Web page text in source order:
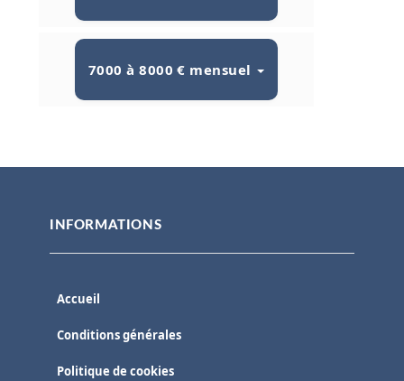
7000 à 8000 € mensuel
INFORMATIONS
Accueil
Conditions générales
Politique de cookies